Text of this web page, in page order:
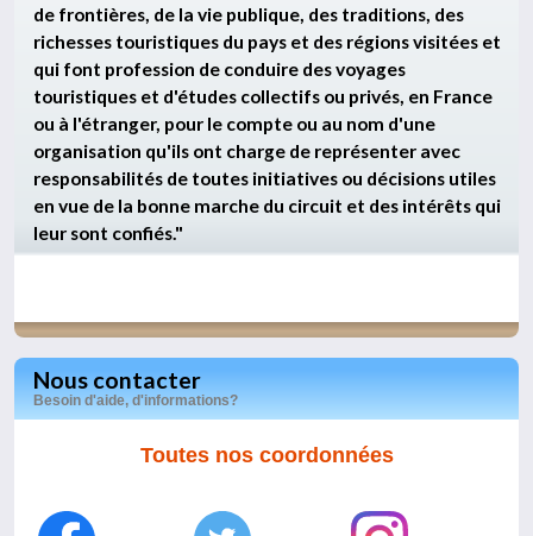
de frontières, de la vie publique, des traditions, des
richesses touristiques du pays et des régions visitées et
qui font profession de conduire des voyages
touristiques et d'études collectifs ou privés, en France
ou à l'étranger, pour le compte ou au nom d'une
organisation qu'ils ont charge de représenter avec
responsabilités de toutes initiatives ou décisions utiles
en vue de la bonne marche du circuit et des intérêts qui
leur sont confiés."
Nous contacter
Besoin d'aide, d'informations?
Toutes nos coordonnées